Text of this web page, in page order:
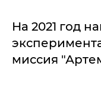
На 2021 год
миссия